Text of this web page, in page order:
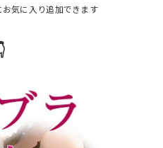
お気に入り追加できます